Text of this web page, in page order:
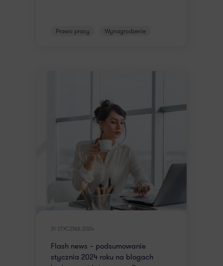
Prawo pracy Wynagrodzenie
31 STYCZNIA 2024
Flash news – podsumowanie
stycznia 2024 roku na blogach